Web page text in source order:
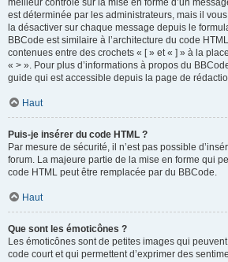
meilleur contrôle sur la mise en forme d’un
est déterminée par les administrateurs, mais il
la désactiver sur chaque message depuis le
BBCode est similaire à l’architecture du code
contenues entre des crochets « [ » et « ] » à la
« > ». Pour plus d’informations à propos du
guide qui est accessible depuis la page de
Haut
Puis-je insérer du code HTML ?
Par mesure de sécurité, il n’est pas possible
forum. La majeure partie de la mise en forme qui
code HTML peut être remplacée par du BBCode.
Haut
Que sont les émoticônes ?
Les émoticônes sont de petites images qui
code court et qui permettent d’exprimer des